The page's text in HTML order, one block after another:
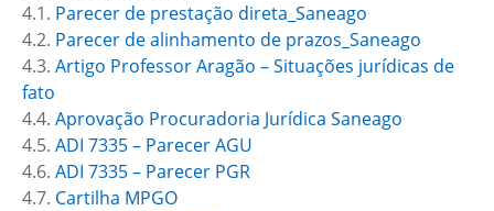
4.1. Parecer de prestação direta_Saneago
4.2. Parecer de alinhamento de prazos_Saneago
4.3. Artigo Professor Aragão – Situações jurídicas de
fato
4.4. Aprovação Procuradoria Jurídica Saneago
4.5. ADI 7335 – Parecer AGU
4.6. ADI 7335 – Parecer PGR
4.7. Cartilha MPGO